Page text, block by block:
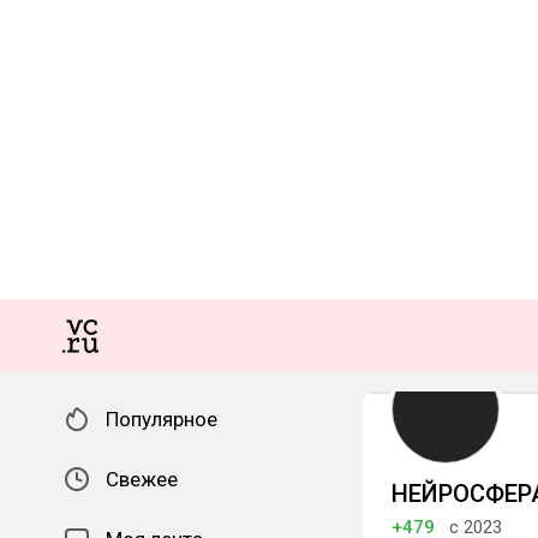
Популярное
Свежее
+479 с 2023